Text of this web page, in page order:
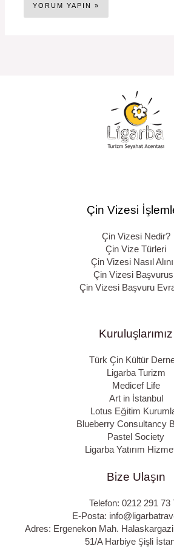
Çin Vizesi
Çin Vizesi Nedir?
Çin Vize Türleri
Çin Vizesi Nasıl
Çin Vizesi
Çin Vizesi Başvuru
Kuruluşlarımız
Türk Çin Kültür
Ligarba Turizm
Medicef Life
Art in İstanbul
Lotus Eğitim
Blueberry Consultancy
Pastel Society
Ligarba Yatırım
Bize Ulaşın
Telefon: 0212 291 73
E-Posta:
Adres: Ergenekon Mah. Halaskargazi
51/A Harbiye Şişli